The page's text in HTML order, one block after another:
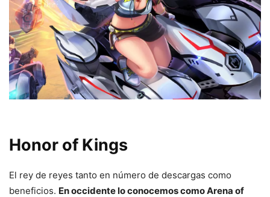
Honor of Kings
El rey de reyes tanto en número de descargas como
beneficios. En occidente lo conocemos como Arena of